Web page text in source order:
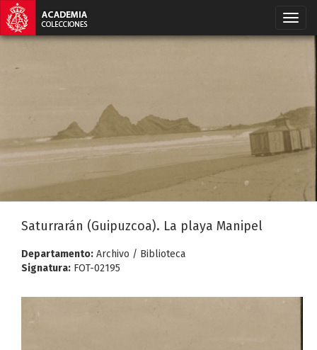
Saturrarán (Guipuzcoa). La playa Manipel
Departamento: Archivo / Biblioteca
Signatura: FOT-02195